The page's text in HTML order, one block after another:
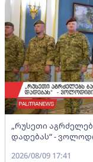
„რუსეთი
დადებას“ -
2026/08/09 17:41